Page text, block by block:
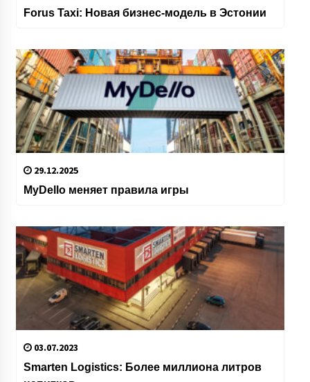
Forus Taxi: Новая бизнес-модель в Эстонии
29.12.2025
MyDello меняет правила игры
03.07.2023
Smarten Logistics: Более миллиона литров